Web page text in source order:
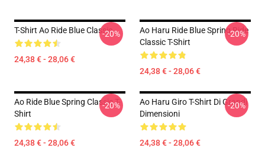
T-Shirt Ao Ride Blue Classic
24,38 € - 28,06 €
-20%
Ao Haru Ride Blue Spring Ride
Classic T-Shirt
24,38 € - 28,06 €
-20%
Ao Ride Blue Spring Classic T-
Shirt
24,38 € - 28,06 €
-20%
Ao Haru Giro T-Shirt Di Grandi
Dimensioni
24,38 € - 28,06 €
-20%